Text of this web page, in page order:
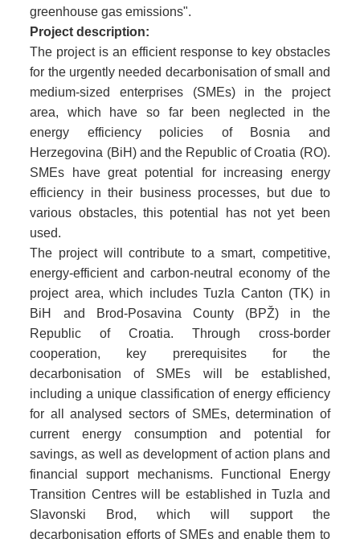
greenhouse gas emissions".
Project description:
The project is an efficient response to key obstacles
for the urgently needed decarbonisation of small and
medium-sized enterprises (SMEs) in the project
area, which have so far been neglected in the
energy efficiency policies of Bosnia and
Herzegovina (BiH) and the Republic of Croatia (RO).
SMEs have great potential for increasing energy
efficiency in their business processes, but due to
various obstacles, this potential has not yet been
used.
The project will contribute to a smart, competitive,
energy-efficient and carbon-neutral economy of the
project area, which includes Tuzla Canton (TK) in
BiH and Brod-Posavina County (BPŽ) in the
Republic of Croatia. Through cross-border
cooperation, key prerequisites for the
decarbonisation of SMEs will be established,
including a unique classification of energy efficiency
for all analysed sectors of SMEs, determination of
current energy consumption and potential for
savings, as well as development of action plans and
financial support mechanisms. Functional Energy
Transition Centres will be established in Tuzla and
Slavonski Brod, which will support the
decarbonisation efforts of SMEs and enable them to